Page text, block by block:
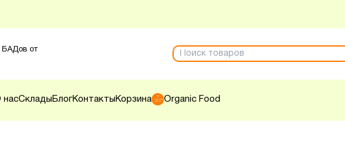
БАДов от
насСклады БлогКонтакты Корзина Organic Food